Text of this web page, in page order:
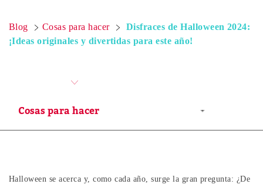
Blog Cosas para hacer
Disfraces de Halloween 2024:
¡Ideas originales y divertidas para este año!
Halloween se acerca y, como cada año, surge la gran pregunta: ¿De